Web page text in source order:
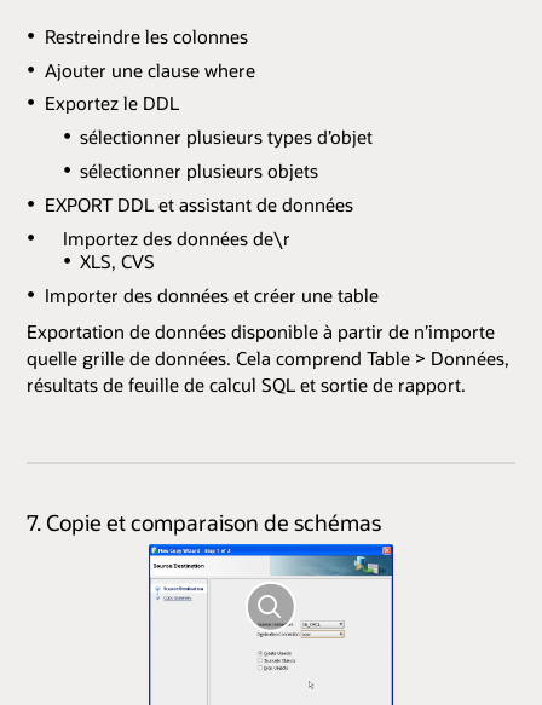
Restreindre les colonnes
Ajouter une clause where
Exportez le DDL
sélectionner plusieurs types d’objet
sélectionner plusieurs objets
EXPORT DDL et assistant de données
Importez des données de\r
XLS, CVS
Importer des données et créer une table
Exportation de données disponible à partir de n’importe
quelle grille de données. Cela comprend Table > Données,
résultats de feuille de calcul SQL et sortie de rapport.
7. Copie et comparaison de schémas